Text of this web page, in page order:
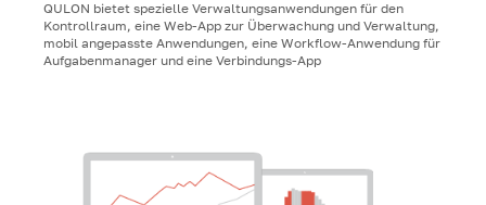
QULON bietet spezielle Verwaltungsanwendungen für den
Kontrollraum, eine Web-App zur Überwachung und Verwaltung,
mobil angepasste Anwendungen, eine Workflow-Anwendung für
Aufgabenmanager und eine Verbindungs-App